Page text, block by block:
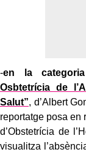
-en la
Osbtetrícia de
Salut”, d’Albert
reportatge posa en
d’Obstetrícia de
visualitza